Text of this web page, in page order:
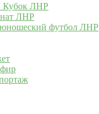
Кубок ЛНР
ЛНР
юношеский футбол ЛНР